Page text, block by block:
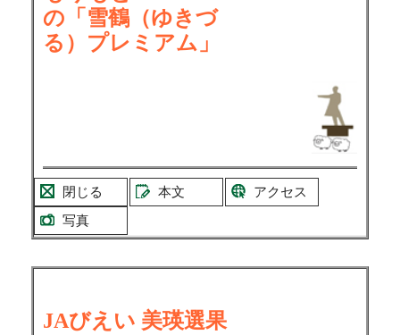
の「雪鶴（ゆきづ
る）プレミアム」
閉じる 本文
アクセス
写真
JAびえい 美瑛選果